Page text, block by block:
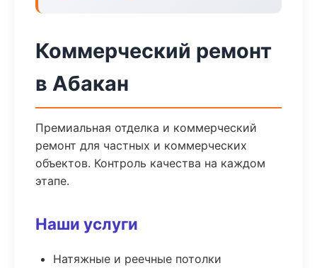
Коммерческий ремонт
в Абакан
Премиальная отделка и коммерческий
ремонт для частных и коммерческих
объектов. Контроль качества на каждом
этапе.
Наши услуги
Натяжные и реечные потолки